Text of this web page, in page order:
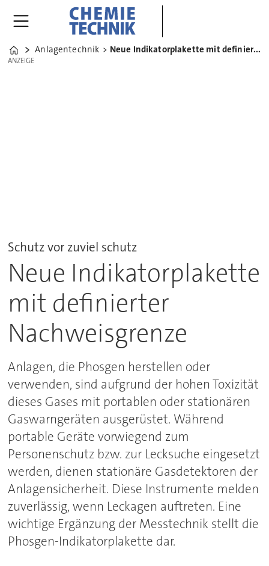
Home
Anlagentechnik Neue Indikatorplakette mit definierter Nachweisgrenze
ANZEIGE
ANZEIGE
Schutz vor zuviel schutz
Neue Indikatorplakette
mit definierter
Nachweisgrenze
Anlagen, die Phosgen herstellen oder
verwenden, sind aufgrund der hohen Toxizität
dieses Gases mit portablen oder stationären
Gaswarngeräten ausgerüstet. Während
portable Geräte vorwiegend zum
Personenschutz bzw. zur Lecksuche eingesetzt
werden, dienen stationäre Gasdetektoren der
Anlagensicherheit. Diese Instrumente melden
zuverlässig, wenn Leckagen auftreten. Eine
wichtige Ergänzung der Messtechnik stellt die
Phosgen-Indikatorplakette dar.